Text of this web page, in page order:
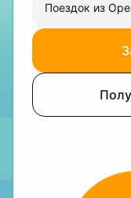
Поездок из